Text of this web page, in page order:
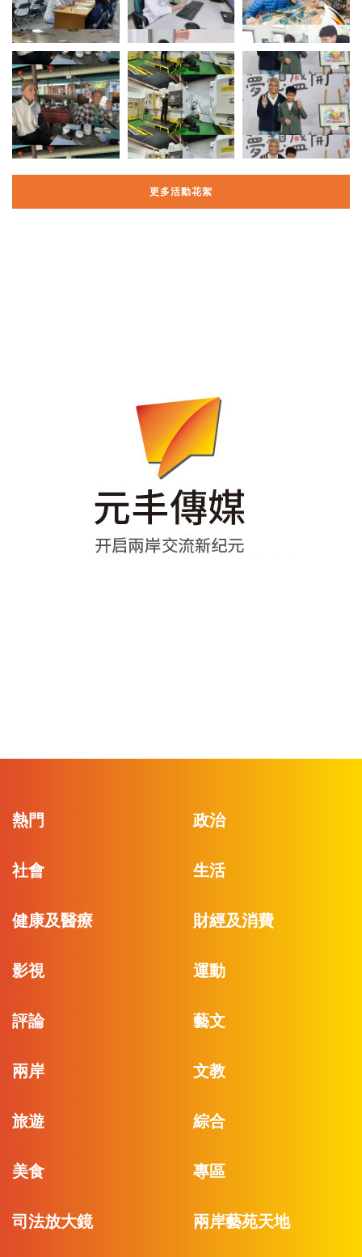
更多活動花絮
熱門 政治
社會 生活
健康及醫療 財經及消費
影視 運動
評論 藝文
兩岸 文教
旅遊 綜合
美食 專區
司法放大鏡 兩岸藝苑天地